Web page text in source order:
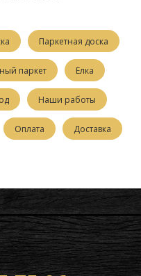
Паркетная доска
паркет Елка
Наши работы
Оплата Доставка